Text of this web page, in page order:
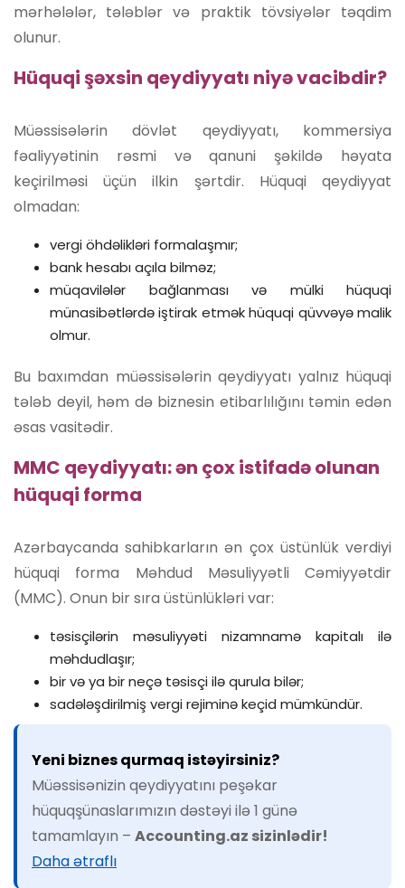
mərhələlər, tələblər və praktik tövsiyələr təqdim
olunur.
Hüquqi şəxsin qeydiyyatı niyə vacibdir?
Müəssisələrin dövlət qeydiyyatı, kommersiya
fəaliyyətinin rəsmi və qanuni şəkildə həyata
keçirilməsi üçün ilkin şərtdir. Hüquqi qeydiyyat
olmadan:
vergi öhdəlikləri formalaşmır;
bank hesabı açıla bilməz;
müqavilələr bağlanması və mülki hüquqi
münasibətlərdə iştirak etmək hüquqi qüvvəyə malik
olmur.
Bu baxımdan müəssisələrin qeydiyyatı yalnız hüquqi
tələb deyil, həm də biznesin etibarlılığını təmin edən
əsas vasitədir.
MMC qeydiyyatı: ən çox istifadə olunan
hüquqi forma
Azərbaycanda sahibkarların ən çox üstünlük verdiyi
hüquqi forma Məhdud Məsuliyyətli Cəmiyyətdir
(MMC). Onun bir sıra üstünlükləri var:
təsisçilərin məsuliyyəti nizamnamə kapitalı ilə
məhdudlaşır;
bir və ya bir neçə təsisçi ilə qurula bilər;
sadələşdirilmiş vergi rejiminə keçid mümkündür.
Yeni biznes qurmaq istəyirsiniz?
Müəssisənizin qeydiyyatını peşəkar
hüquqşünaslarımızın dəstəyi ilə 1 günə
tamamlayın – Accounting.az sizinlədir!
Daha ətraflı